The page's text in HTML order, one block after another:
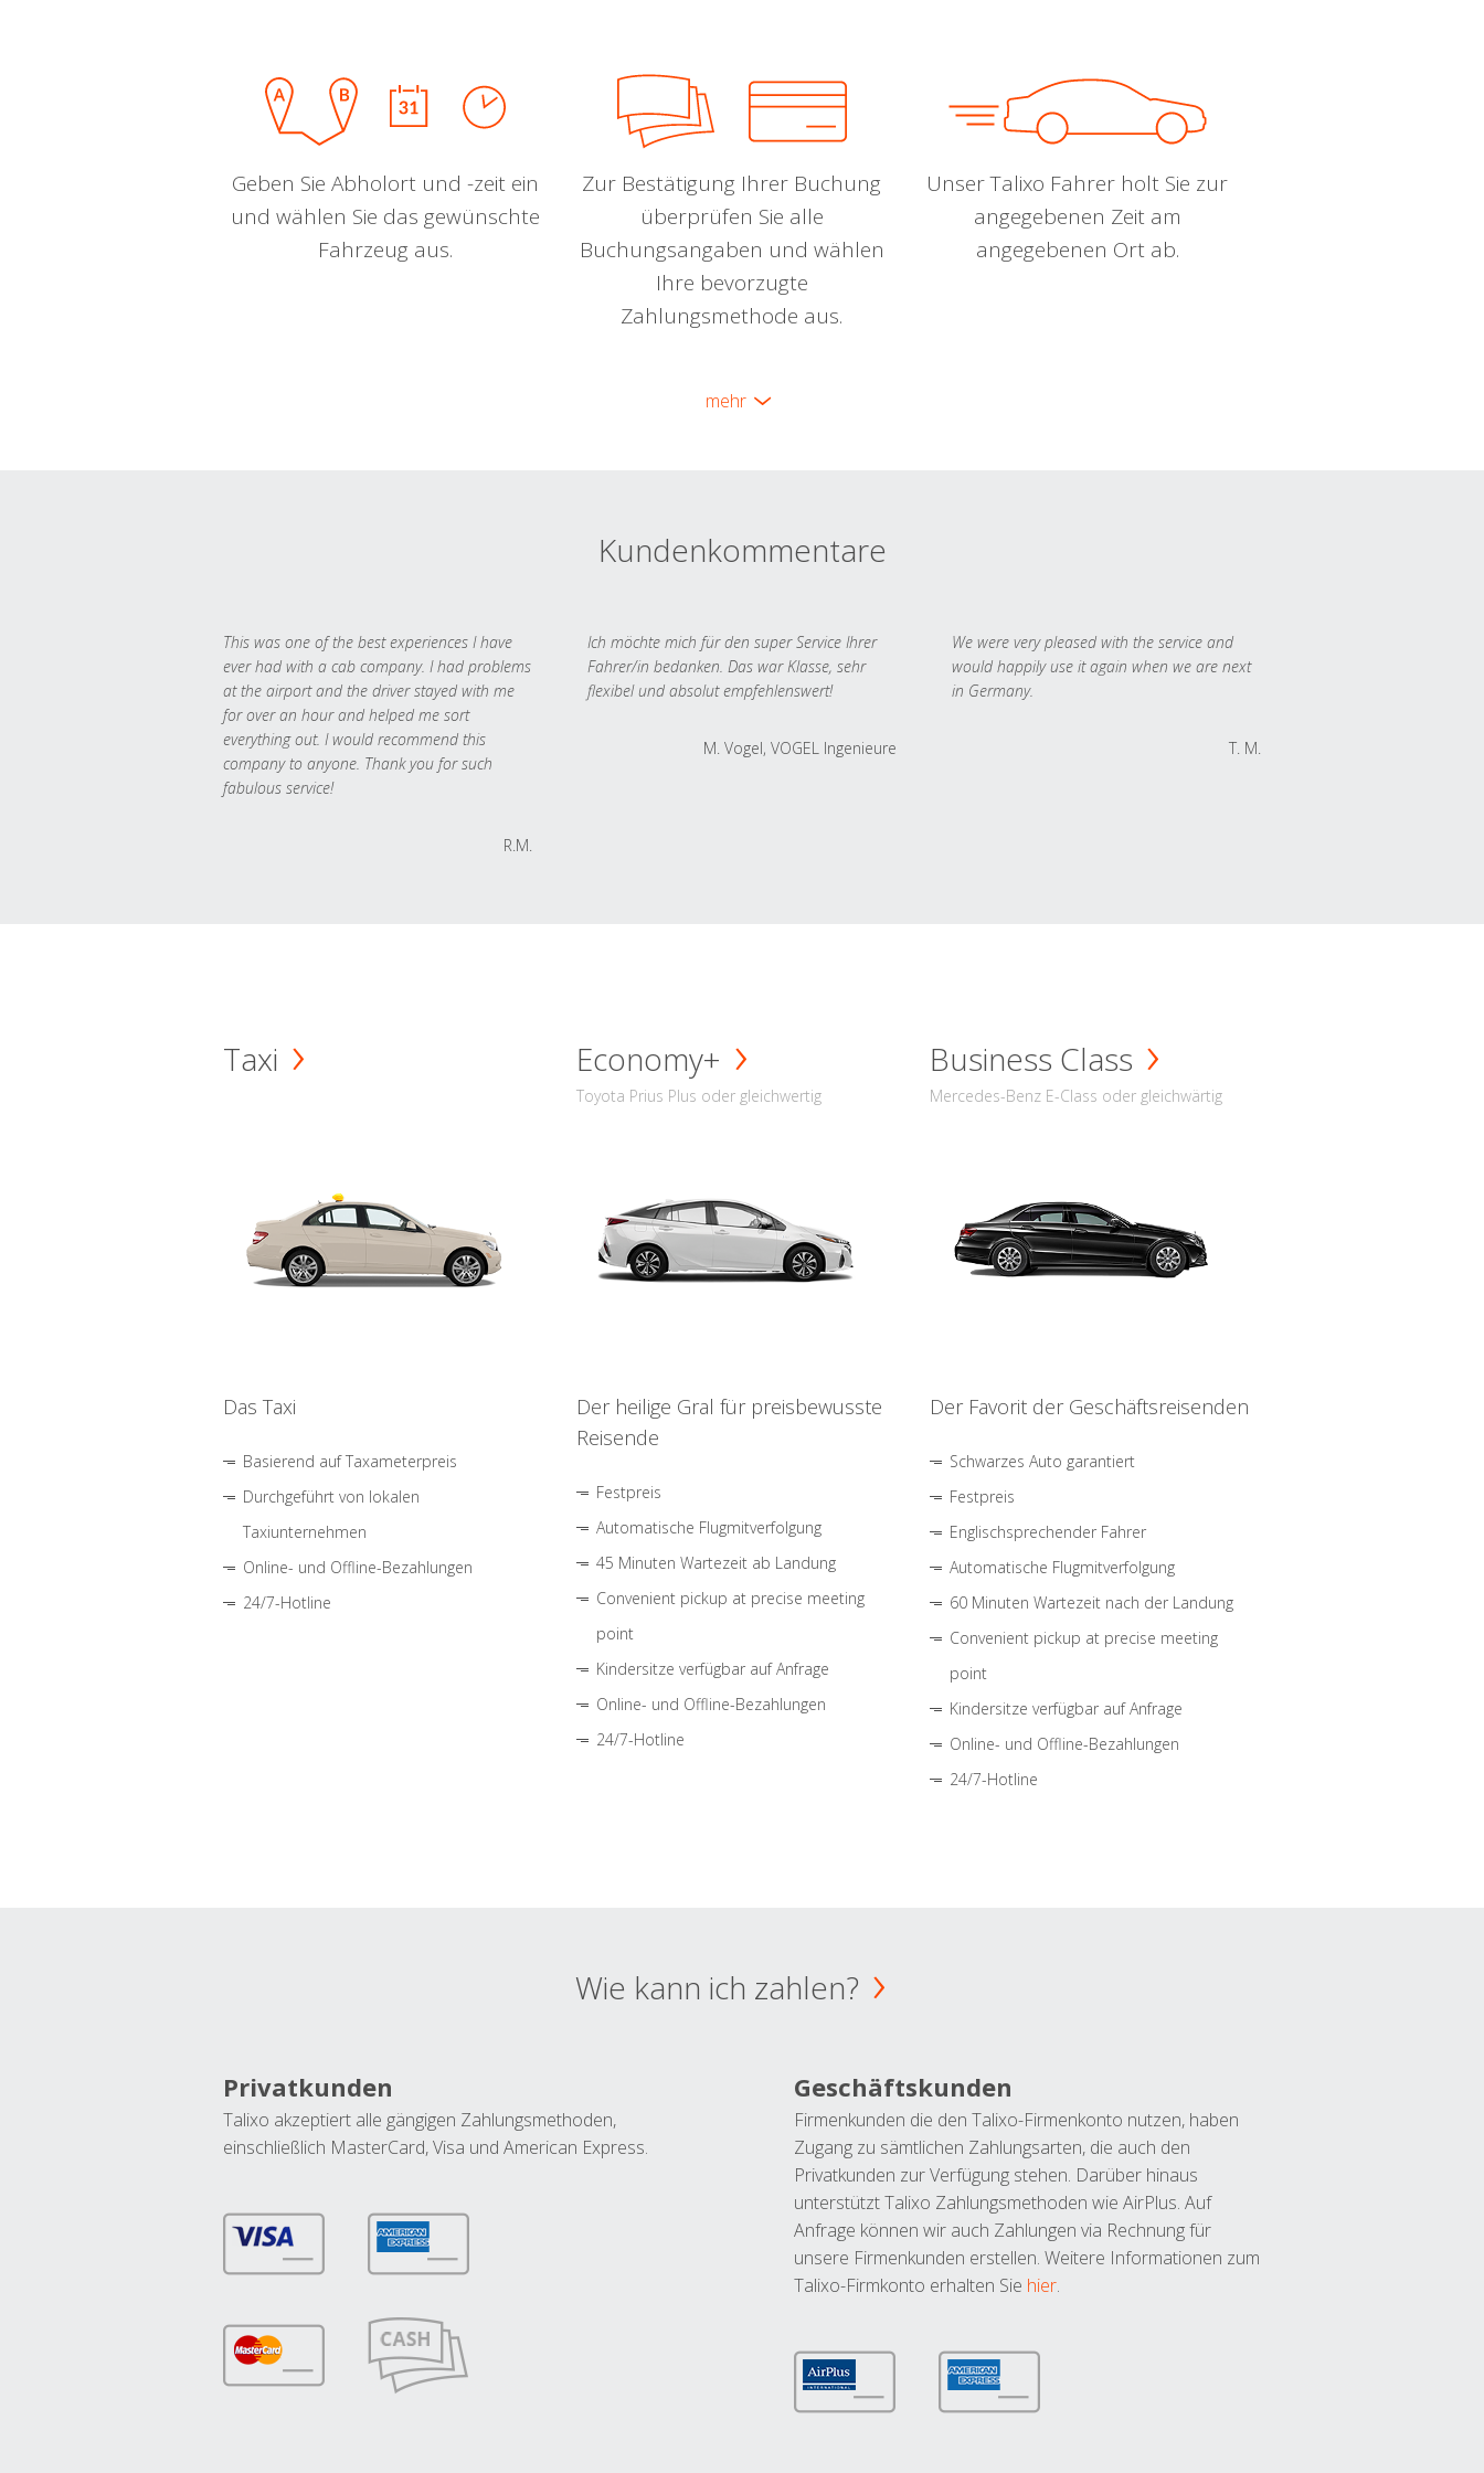
Geben Sie Abholort und -zeit ein
und wählen Sie das gewünschte
Fahrzeug aus.
Zur Bestätigung Ihrer Buchung
überprüfen Sie alle
Buchungsangaben und wählen
Ihre bevorzugte
Zahlungsmethode aus.
Unser Talixo Fahrer holt Sie zur
angegebenen Zeit am
angegebenen Ort ab.
mehr
Kundenkommentare
This was one of the best experiences I have
ever had with a cab company. I had problems
at the airport and the driver stayed with me
for over an hour and helped me sort
everything out. I would recommend this
company to anyone. Thank you for such
fabulous service!
R.M.
Ich möchte mich für den super Service Ihrer
Fahrer/in bedanken. Das war Klasse, sehr
flexibel und absolut empfehlenswert!
M. Vogel, VOGEL Ingenieure
We were very pleased with the service and
would happily use it again when we are next
in Germany.
T. M.
Taxi
Das Taxi
Basierend auf Taxameterpreis
Durchgeführt von lokalen
Taxiunternehmen
Online- und Offline-Bezahlungen
24/7-Hotline
Economy+
Toyota Prius Plus oder gleichwertig
Der heilige Gral für preisbewusste
Reisende
Festpreis
Automatische Flugmitverfolgung
45 Minuten Wartezeit ab Landung
Convenient pickup at precise meeting
point
Kindersitze verfügbar auf Anfrage
Online- und Offline-Bezahlungen
24/7-Hotline
Business Class
Mercedes-Benz E-Class oder gleichwärtig
Der Favorit der Geschäftsreisenden
Schwarzes Auto garantiert
Festpreis
Englischsprechender Fahrer
Automatische Flugmitverfolgung
60 Minuten Wartezeit nach der Landung
Convenient pickup at precise meeting
point
Kindersitze verfügbar auf Anfrage
Online- und Offline-Bezahlungen
24/7-Hotline
Wie kann ich zahlen?
Privatkunden
Talixo akzeptiert alle gängigen Zahlungsmethoden,
einschließlich MasterCard, Visa und American Express.
Geschäftskunden
Firmenkunden die den Talixo-Firmenkonto nutzen, haben
Zugang zu sämtlichen Zahlungsarten, die auch den
Privatkunden zur Verfügung stehen. Darüber hinaus
unterstützt Talixo Zahlungsmethoden wie AirPlus. Auf
Anfrage können wir auch Zahlungen via Rechnung für
unsere Firmenkunden erstellen. Weitere Informationen zum
Talixo-Firmkonto erhalten Sie hier.